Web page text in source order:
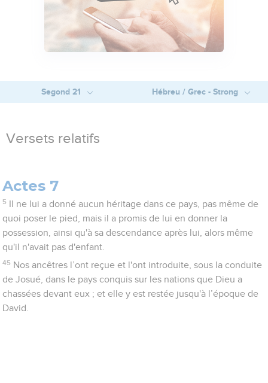
Segond 21 Hébreu / Grec - Strong
Versets relatifs
Actes 7
5
Il ne lui a donné aucun héritage dans ce pays, pas même de
quoi poser le pied, mais il a promis de lui en donner la
possession, ainsi qu'à sa descendance après lui, alors même
qu'il n'avait pas d'enfant.
45 Nos ancêtres l’ont reçue et l'ont introduite, sous la conduite
de Josué, dans le pays conquis sur les nations que Dieu a
chassées devant eux ; et elle y est restée jusqu'à l’époque de
David.